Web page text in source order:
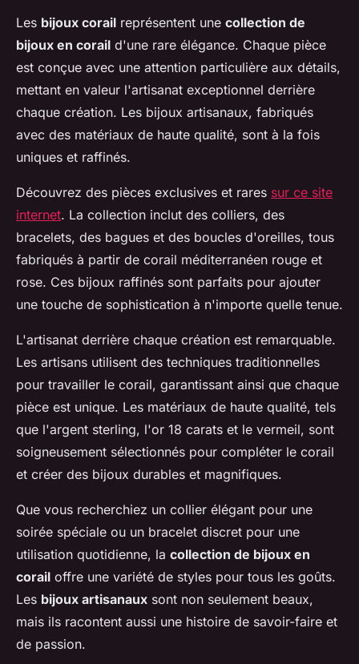
Les bijoux corail représentent une collection de
bijoux en corail d'une rare élégance. Chaque pièce
est conçue avec une attention particulière aux détails,
mettant en valeur l'artisanat exceptionnel derrière
chaque création. Les bijoux artisanaux, fabriqués
avec des matériaux de haute qualité, sont à la fois
uniques et raffinés.
Découvrez des pièces exclusives et rares sur ce site
internet. La collection inclut des colliers, des
bracelets, des bagues et des boucles d'oreilles, tous
fabriqués à partir de corail méditerranéen rouge et
rose. Ces bijoux raffinés sont parfaits pour ajouter
une touche de sophistication à n'importe quelle tenue.
L'artisanat derrière chaque création est remarquable.
Les artisans utilisent des techniques traditionnelles
pour travailler le corail, garantissant ainsi que chaque
pièce est unique. Les matériaux de haute qualité, tels
que l'argent sterling, l'or 18 carats et le vermeil, sont
soigneusement sélectionnés pour compléter le corail
et créer des bijoux durables et magnifiques.
Que vous recherchiez un collier élégant pour une
soirée spéciale ou un bracelet discret pour une
utilisation quotidienne, la collection de bijoux en
corail offre une variété de styles pour tous les goûts.
Les bijoux artisanaux sont non seulement beaux,
mais ils racontent aussi une histoire de savoir-faire et
de passion.